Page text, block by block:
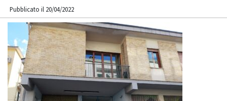
Pubblicato il 20/04/2022